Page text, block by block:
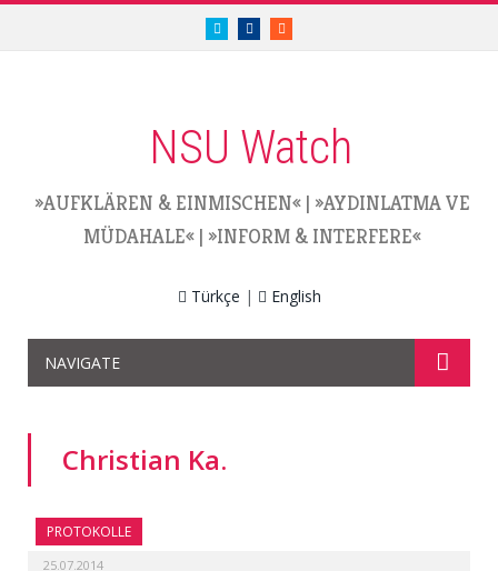
twitter.com/nsuwatch
facebook.com/nsuwatch
RSS
NSU Watch
»AUFKLÄREN & EINMISCHEN« | »AYDINLATMA VE
MÜDAHALE« | »INFORM & INTERFERE«
Türkçe | English
NAVIGATE
Christian Ka.
PROTOKOLLE
25.07.2014